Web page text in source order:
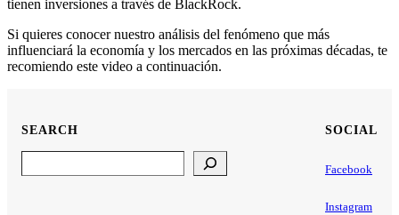
tienen inversiones a través de BlackRock.
Si quieres conocer nuestro análisis del fenómeno que más
influenciará la economía y los mercados en las próximas décadas, te
recomiendo este video a continuación.
SEARCH SOCIAL
Facebook
Instagram